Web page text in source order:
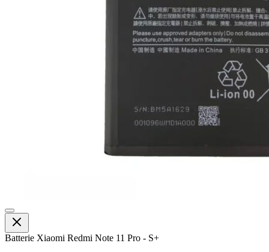
Batterie Xiaomi Redmi Note 11 Pro - S+